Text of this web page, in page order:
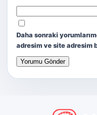
Daha sonraki
adresim ve site adresim